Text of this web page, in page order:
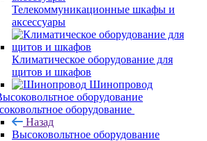
Телекоммуникационные шкафы и
аксессуары
Климатическое оборудование для
щитов и шкафов
Шинопровод
оборудование
Назад
Высоковольтное оборудование